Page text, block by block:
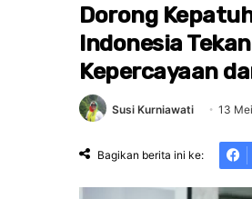
Dorong
Indonesia
Kepercayaan
Susi Kurniawati 13
Bagikan berita ini ke: